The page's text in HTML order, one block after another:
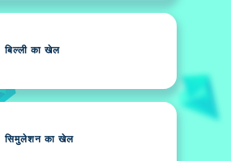
बिल्ली का खेल
सिमुलेशन का खेल